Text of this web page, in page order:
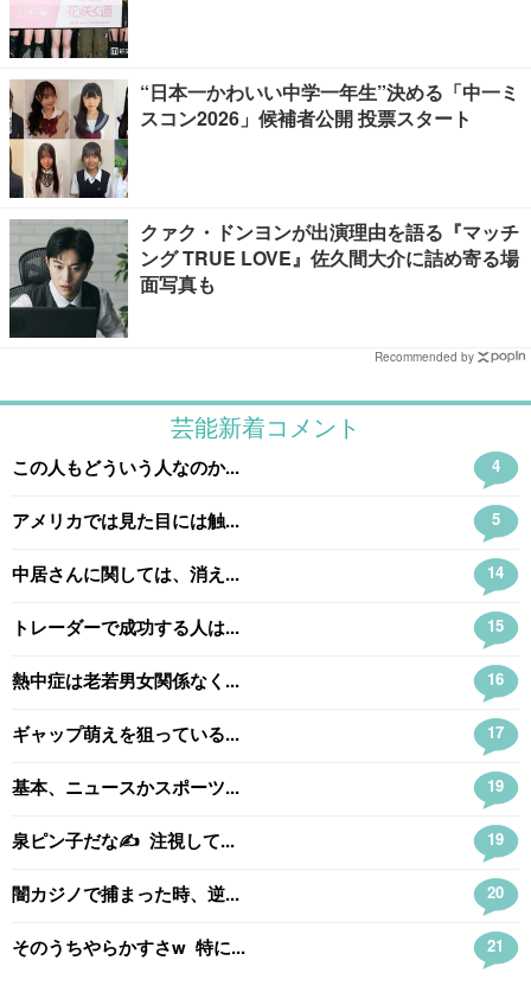
“日本一かわいい中学一年生”決める「中一ミ
スコン2026」候補者公開 投票スタート
クァク・ドンヨンが出演理由を語る『マッチ
ング TRUE LOVE』佐久間大介に詰め寄る場
面写真も
Recommended by